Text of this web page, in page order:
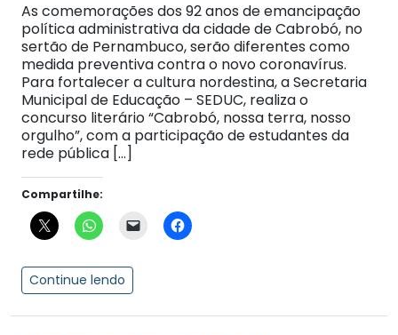
As comemorações dos 92 anos de emancipação
política administrativa da cidade de Cabrobó, no
sertão de Pernambuco, serão diferentes como
medida preventiva contra o novo coronavírus.
Para fortalecer a cultura nordestina, a Secretaria
Municipal de Educação – SEDUC, realiza o
concurso literário “Cabrobó, nossa terra, nosso
orgulho”, com a participação de estudantes da
rede pública […]
Compartilhe:
Continue lendo